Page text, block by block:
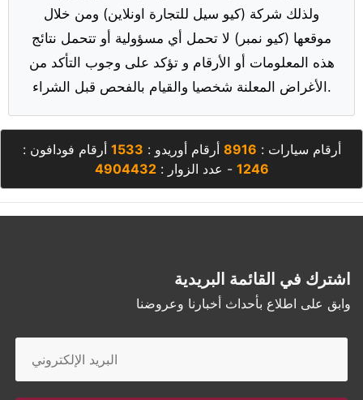
ولذلك شركة (كيو سيل للتجارة اونلاين) ومن خلال
موقعها (كيو نمبر) لا تحمل أي مسؤولية أو تتحمل نتائج
هذه المعلومات أو الأرقام و تؤكد على وجوب التأكد من
الأغراض المعلنة شخصيا والقيام بالفحص قبل الشراء.
أرقام سيارات : 8916 أرقام أوريدو : 1533 أرقام فودافون :
1246 - عدد الزوار :4904432
اشترك في القائمة البريدية
وابق على اطلاع بأحداث أخبارنا وعروضنا